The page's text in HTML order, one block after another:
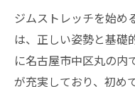
ジムストレッチを始め
は、正しい姿勢と基礎
に名古屋市中区丸の内
が充実しており、初め